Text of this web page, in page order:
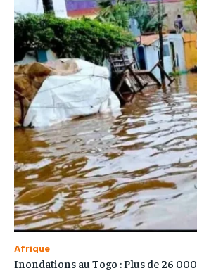
Afrique
Inondations au Togo : Plus de 26